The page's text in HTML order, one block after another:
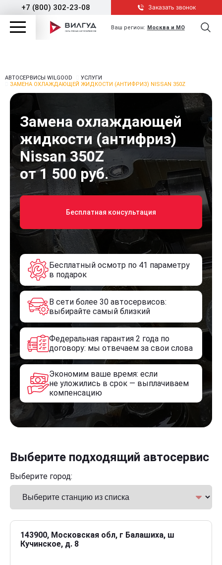
+7 (800) 302-23-08 Заказать звонок
Ваш регион: Москва и МО
АВТОСЕРВИСЫ WILGOOD
УСЛУГИ
ЗАМЕНА ОХЛАЖДАЮЩЕЙ ЖИДКОСТИ (АНТИФРИЗ) NISSAN 350Z
Замена охлаждающей
жидкости (антифриз)
Nissan 350Z
от 1 500 руб.
Бесплатная консультация
Бесплатный осмотр по 41 параметру
в подарок
В сети более 30 автосервисов:
выбирайте самый близкий
Федеральная гарантия 2 года по
договору: мы отвечаем за свои слова
Экономим ваше время: если
не уложились в срок — выплачиваем
компенсацию
Выберите подходящий автосервис
Выберите город:
143900, Московская обл, г Балашиха, ш
Кучинское, д. 8